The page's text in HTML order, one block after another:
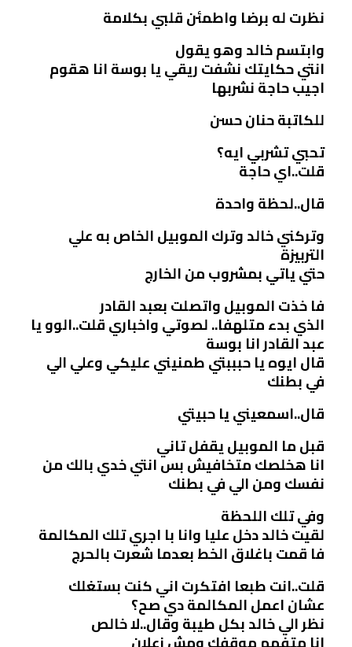
نظرت له برضا واطمئن قلبي بكلامة
وابتسم خالد وهو يقول
انتي حكايتك نشفت ريقي يا بوسة انا هقوم
اجيب حاجة نشربها
للكاتبة حنان حسن
تحبي تشربي ايه؟
قلت..اي حاجة
قال..لحظة واحدة
وتركني خالد وترك الموبيل الخاص به علي
التربيزة
حتي ياتي بمشروب من الخارج
فا خذت الموبيل واتصلت بعبد القادر
الذي بدء متلهفا.. لصوتي واخباري قلت..الوو يا
عبد القادر انا بوسة
قال ايوه يا حبببتي طمنيني عليكي وعلي الي
في بطنك
قال..اسمعيني يا حبيتي
قبل ما الموبيل يقفل تاني
انا هخلصك متخافيش بس انتي خدي بالك من
نفسك ومن الي في بطنك
وفي تلك اللحظة
لقيت خالد دخل عليا وانا با اجري تلك المكالمة
فا قمت باغلاق الخط بعدما شعرت بالحرج
قلت..انت طبعا افتكرت اني كنت بستغلك
عشان اعمل المكالمة دي صح؟
نظر الي خالد بكل طيبة وقال..لا خالص